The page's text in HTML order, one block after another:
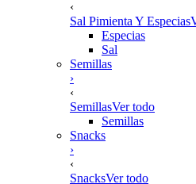
‹
Sal Pimienta Y Especias
Especias
Sal
Semillas
›
‹
SemillasVer todo
Semillas
Snacks
›
‹
SnacksVer todo